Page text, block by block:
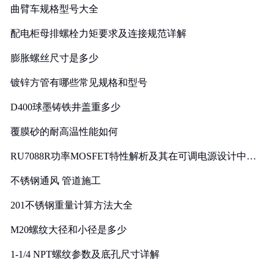
曲臂车规格型号大全
配电柜母排螺栓力矩要求及连接规范详解
膨胀螺丝尺寸是多少
镀锌方管有哪些常见规格和型号
D400球墨铸铁井盖重多少
覆膜砂的耐高温性能如何
RU7088R功率MOSFET特性解析及其在可调电源设计中的
不锈钢通风 管道施工
201不锈钢重量计算方法大全
M20螺纹大径和小径是多少
1-1/4 NPT螺纹参数及底孔尺寸详解